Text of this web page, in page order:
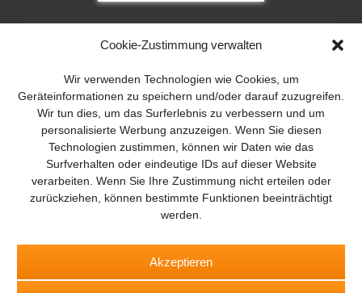
Cookie-Zustimmung verwalten
Wir verwenden Technologien wie Cookies, um
Geräteinformationen zu speichern und/oder darauf zuzugreifen.
Wir tun dies, um das Surferlebnis zu verbessern und um
personalisierte Werbung anzuzeigen. Wenn Sie diesen
Technologien zustimmen, können wir Daten wie das
Surfverhalten oder eindeutige IDs auf dieser Website
verarbeiten. Wenn Sie Ihre Zustimmung nicht erteilen oder
zurückziehen, können bestimmte Funktionen beeinträchtigt
werden.
Akzeptieren
SPEISEKAMMER